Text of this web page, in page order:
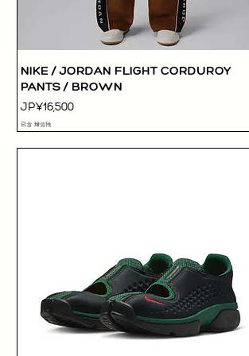
快速瀏覽
NIKE / JORDAN FLIGHT CORDUROY
PANTS / BROWN
價格
JP¥16,500
已含 增值税